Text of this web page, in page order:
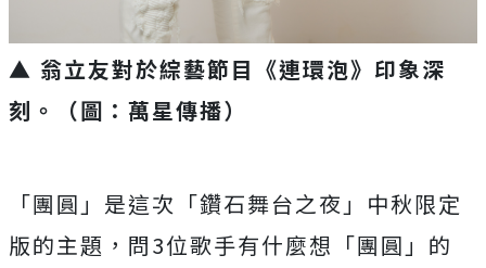
▲ 翁立友對於綜藝節目《連環泡》印象深
刻。（圖：萬星傳播）
「團圓」是這次「鑽石舞台之夜」中秋限定
版的主題，問3位歌手有什麼想「團圓」的